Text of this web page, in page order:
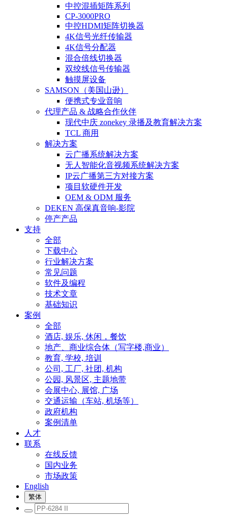
中控混插矩阵系列
CP-3000PRO
中控HDMI矩阵切换器
4K信号光纤传输器
4K信号分配器
混合倍线切换器
双绞线信号传输器
触摸屏设备
SAMSON（美国山逊）
便携式专业音响
代理产品 & 战略合作伙伴
现代中庆 zonekey 录播及教育解决方案
TCL 商用
解决方案
云广播系统解决方案
无人智能化音视频系统解决方案
IP云广播第三方对接方案
项目软硬件开发
OEM & ODM 服务
DEKEN 高保真音响-影院
停产产品
支持
全部
下载中心
行业解决方案
常见问题
软件及编程
技术文章
基础知识
案例
全部
酒店, 娱乐, 休闲，餐饮
地产、商业综合体（写字楼,商业）
教育, 学校, 培训
公司, 工厂, 社团, 机构
公园, 风景区, 主题地带
会展中心, 展馆, 广场
交通运输（车站, 机场等）
政府机构
案例清单
人才
联系
在线反馈
国内业务
市场政策
English
繁体